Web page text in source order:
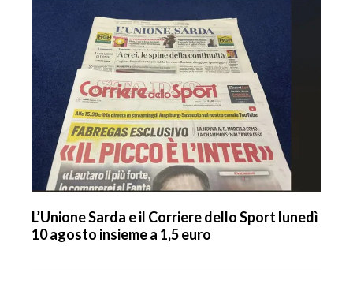
L’Unione Sarda e il Corriere dello Sport lunedì
10 agosto insieme a 1,5 euro